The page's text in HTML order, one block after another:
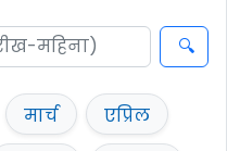
मार्च
एप्रिल